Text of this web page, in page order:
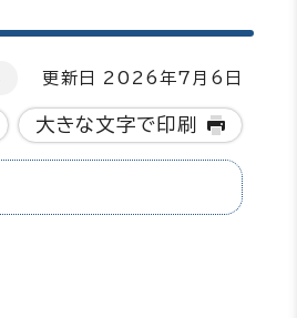
更新日 2026年7月6日
大きな文字で印刷